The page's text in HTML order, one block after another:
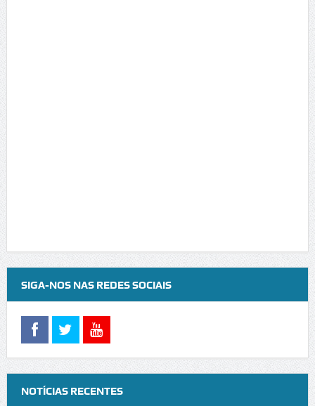
SIGA-NOS NAS REDES SOCIAIS
NOTÍCIAS RECENTES